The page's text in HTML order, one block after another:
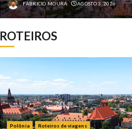
FABRICIO MOURA AGOSTO 3, 2026
ROTEIROS
Polônia Roteiros de viagens